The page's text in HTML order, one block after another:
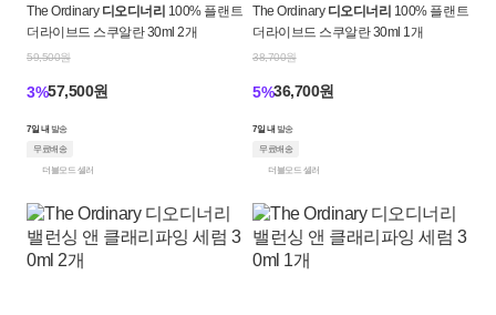
The Ordinary 디오디너리 100% 플랜트
더라이브드 스쿠알란 30ml 2개
59,500원
3%57,500원
7일 내 발송
무료배송
더블모드 셀러
The Ordinary 디오디너리 100% 플랜트
더라이브드 스쿠알란 30ml 1개
38,700원
5%36,700원
7일 내 발송
무료배송
더블모드 셀러